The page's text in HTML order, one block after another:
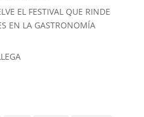
EL FESTIVAL QUE RINDE
EN LA GASTRONOMÍA